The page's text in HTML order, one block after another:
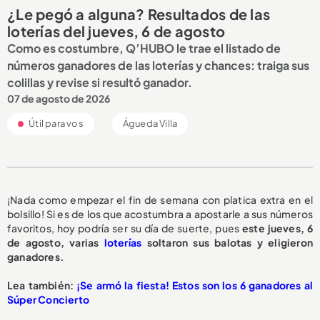
¿Le pegó a alguna? Resultados de las
loterías del jueves, 6 de agosto
Como es costumbre, Q’HUBO le trae el listado de
números ganadores de las loterías y chances: traiga sus
colillas y revise si resultó ganador.
07 de agosto de 2026
Útil para vos Águeda Villa
¡Nada como empezar el fin de semana con platica extra en el
bolsillo! Si es de los que acostumbra a apostarle a sus números
favoritos, hoy podría ser su día de suerte, pueseste jueves, 6
de agosto, varias loterías soltaron sus balotas y eligieron
ganadores.
Lea también: ¡Se armó la fiesta! Estos son los 6 ganadores al
Súper Concierto